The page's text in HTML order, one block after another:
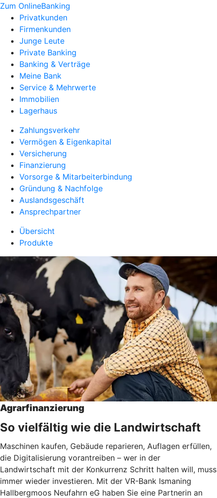
Zum OnlineBanking
Privatkunden
Firmenkunden
Junge Leute
Private Banking
Banking & Verträge
Meine Bank
Service & Mehrwerte
Immobilien
Lagerhaus
Zahlungsverkehr
Vermögen & Eigenkapital
Versicherung
Finanzierung
Vorsorge & Mitarbeiterbindung
Gründung & Nachfolge
Auslandsgeschäft
Ansprechpartner
Übersicht
Produkte
Agrarfinanzierung
So vielfältig wie die Landwirtschaft
Maschinen kaufen, Gebäude reparieren, Auflagen erfüllen,
die Digitalisierung vorantreiben – wer in der
Landwirtschaft mit der Konkurrenz Schritt halten will, muss
immer wieder investieren. Mit der VR-Bank Ismaning
Hallbergmoos Neufahrn eG haben Sie eine Partnerin an